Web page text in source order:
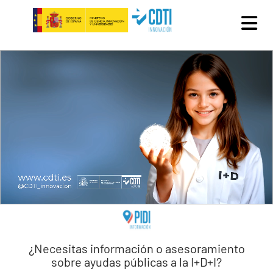
Pasar al contenido principal
¿Necesitas información o asesoramiento
sobre ayudas públicas a la I+D+I?